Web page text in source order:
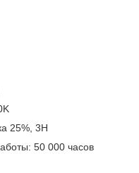
25%, 3H
50 000 часов